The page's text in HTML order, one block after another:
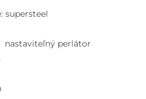
supersteel
nastaviteľný perlátor